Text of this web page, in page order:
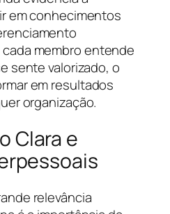
em conhecimentos
membro entende
sente valorizado, o
em resultados
organização.
Clara e
relevância